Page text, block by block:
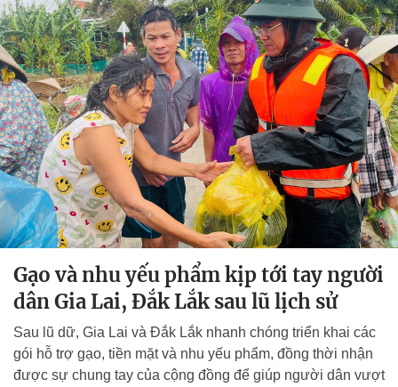
Gạo và nhu yếu phẩm kịp tới tay người
dân Gia Lai, Đắk Lắk sau lũ lịch sử
Sau lũ dữ, Gia Lai và Đắk Lắk nhanh chóng triển khai các
gói hỗ trợ gạo, tiền mặt và nhu yếu phẩm, đồng thời nhận
được sự chung tay của cộng đồng để giúp người dân vượt